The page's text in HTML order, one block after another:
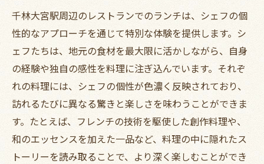
千林大宮駅周辺のレストランでのランチは、シェフの個
性的なアプローチを通じて特別な体験を提供します。シ
ェフたちは、地元の食材を最大限に活かしながら、自身
の経験や独自の感性を料理に注ぎ込んでいます。それぞ
れの料理には、シェフの個性が色濃く反映されており、
訪れるたびに異なる驚きと楽しさを味わうことができま
す。たとえば、フレンチの技術を駆使した創作料理や、
和のエッセンスを加えた一品など、料理の中に隠れたス
トーリーを読み取ることで、より深く楽しむことができ